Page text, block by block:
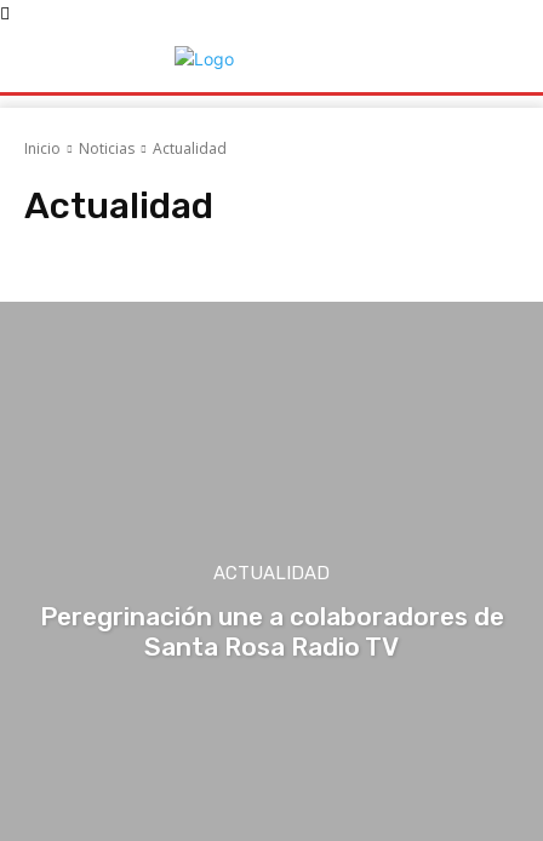
Inicio Noticias Actualidad
Actualidad
ACTUALIDAD
Peregrinación une a colaboradores de
Santa Rosa Radio TV